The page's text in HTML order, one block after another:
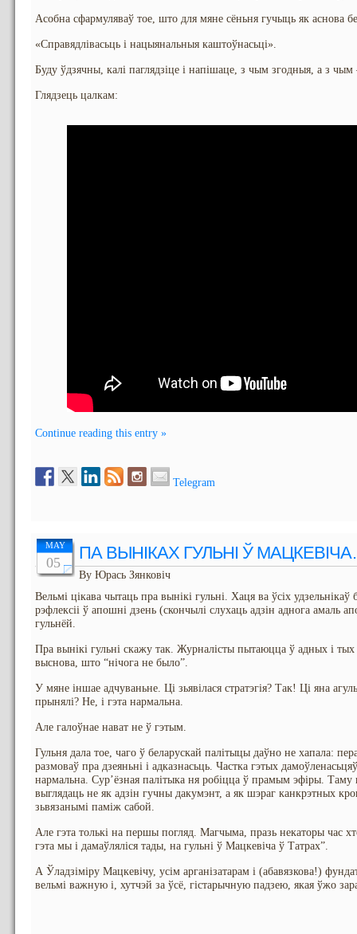
Асобна сфармуляваў тое, што для мяне сёньня гучыць як аснова
«Справядлівасьць і нацыянальныя каштоўнасьці».
Буду ўдзячны, калі паглядзіце і напішаце, з чым згодныя, а з
Глядзець цалкам:
Continue reading this entry »
Telegram
MAY
05 ПА ВЫНІКАХ ГУЛЬНІ Ў
By Юрась Зянковіч
Вельмі цікава чытаць пра вынікі гульні. Хаця ва ўсіх
рэфлексіі ў апошні дзень (скончылі слухаць адзін аднога амаль
гульнёй.
Пра вынікі гульні скажу так. Журналісты пытаюцца ў адных і
выснова, што “нічога не было”.
У мяне іншае адчуваньне. Ці зьявілася стратэгія? Так! Ці яна
прынялі? Не, і гэта нармальна.
Але галоўнае нават не ў гэтым.
Гульня дала тое, чаго ў беларускай палітыцы даўно не хапала:
размоваў пра дзеяньні і адказнасьць. Частка гэтых
нармальна. Сур’ёзная палітыка ня робіцца ў прамым эфіры. Таму
выглядаць не як адзін гучны дакумэнт, а як шэраг канкрэтных
зьвязанымі паміж сабой.
Але гэта толькі на першы погляд. Магчыма, празь некаторы час
гэта мы і дамаўляліся тады, на гульні ў Мацкевіча ў Татрах”.
А Ўладзіміру Мацкевічу, усім арганізатарам і (абавязкова!)
вельмі важную і, хутчэй за ўсё, гістарычную падзею, якая ўжо